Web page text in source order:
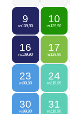
9
R$109,90
10
R$139,90
16
R$109,90
17
R$129,90
23
R$99,90
24
R$119,90
30
R$99,90
31
R$119,90